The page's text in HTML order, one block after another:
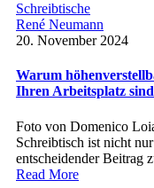
Schreibtische
René Neumann
20. November 2024
Warum
Ihren Arbeitsplatz sind
Foto von Domenico
Schreibtisch ist nicht
entscheidender Beitrag
Read More